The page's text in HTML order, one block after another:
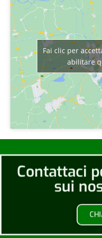
Fai clic per
abilitare
Contattaci
sui